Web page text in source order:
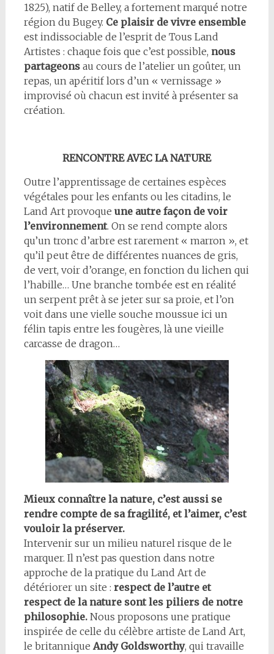
1825), natif de Belley, a fortement marqué notre
région du Bugey. Ce plaisir de vivre ensemble
est indissociable de l’esprit de Tous Land
Artistes : chaque fois que c’est possible, nous
partageonsau cours de l’atelier un goûter, un
repas, un apéritif lors d’un « vernissage »
improvisé où chacun est invité à présenter sa
création.
RENCONTRE AVEC LA NATURE
Outre l’apprentissage de certaines espèces
végétales pour les enfants ou les citadins, le
Land Art provoque une autre façon de voir
l’environnement. On se rend compte alors
qu’un tronc d’arbre est rarement « marron », et
qu’il peut être de différentes nuances de gris,
de vert, voir d’orange, en fonction du lichen qui
l’habille… Une branche tombée est en réalité
un serpent prêt à se jeter sur sa proie, et l’on
voit dans une vielle souche moussue ici un
félin tapis entre les fougères, là une vieille
carcasse de dragon…
Mieux connaître la nature, c’est aussi se
rendre compte de sa fragilité, et l’aimer, c’est
vouloir la préserver.
Intervenir sur un milieu naturel risque de le
marquer. Il n’est pas question dans notre
approche de la pratique du Land Art de
détériorer un site : respect de l’autre et
respect de la nature sont les piliers de notre
philosophie.Nous proposons une pratique
inspirée de celle du célèbre artiste de Land Art,
le britannique Andy Goldsworthy, qui travaille